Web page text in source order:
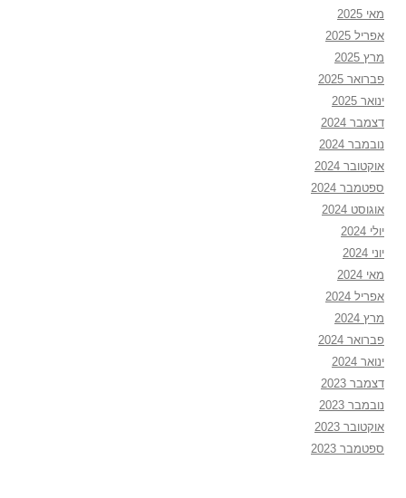
מאי 2025
אפריל 2025
מרץ 2025
פברואר 2025
ינואר 2025
דצמבר 2024
נובמבר 2024
אוקטובר 2024
ספטמבר 2024
אוגוסט 2024
יולי 2024
יוני 2024
מאי 2024
אפריל 2024
מרץ 2024
פברואר 2024
ינואר 2024
דצמבר 2023
נובמבר 2023
אוקטובר 2023
ספטמבר 2023